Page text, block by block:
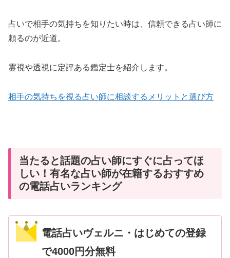
占いで相手の気持ちを知りたい時は、信頼できる占い師に
頼るのが近道。
霊視や透視に定評ある鑑定士を紹介します。
相手の気持ちを視る占い師に相談するメリットと選び方
当たると話題の占い師にすぐに占ってほ
しい！有名な占い師が在籍するおすすめ
の電話占いランキング
電話占いヴェルニ・はじめての登録
で4000円分無料